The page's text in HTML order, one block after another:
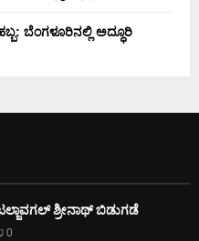
ಬೆಂಗಳೂರಿನಲ್ಲಿ ಅದ್ಧೂರಿ
ಶ್ರೀನಾಥ್ ಬಿಡುಗಡೆ
0